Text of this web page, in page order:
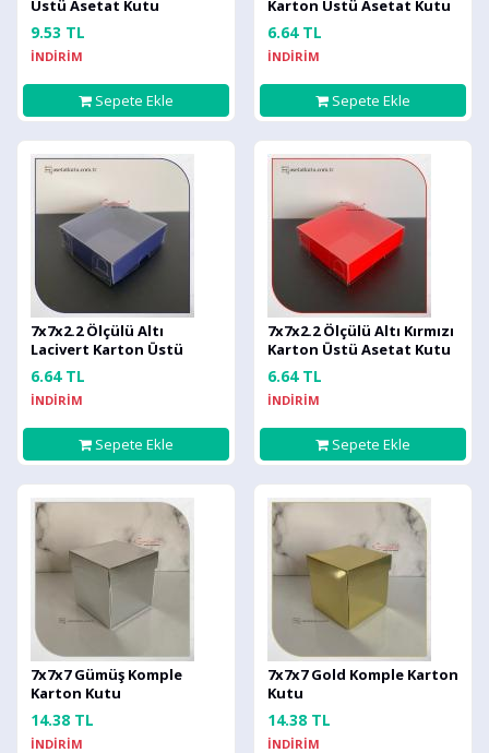
Üstü Asetat Kutu
9.53 TL
İNDİRİM
Sepete Ekle
Karton Üstü Asetat Kutu
6.64 TL
İNDİRİM
Sepete Ekle
7x7x2.2 Ölçülü Altı
Lacivert Karton Üstü
Asetat Kutu
6.64 TL
İNDİRİM
Sepete Ekle
7x7x2.2 Ölçülü Altı Kırmızı
Karton Üstü Asetat Kutu
6.64 TL
İNDİRİM
Sepete Ekle
7x7x7 Gümüş Komple
Karton Kutu
14.38 TL
İNDİRİM
7x7x7 Gold Komple Karton
Kutu
14.38 TL
İNDİRİM